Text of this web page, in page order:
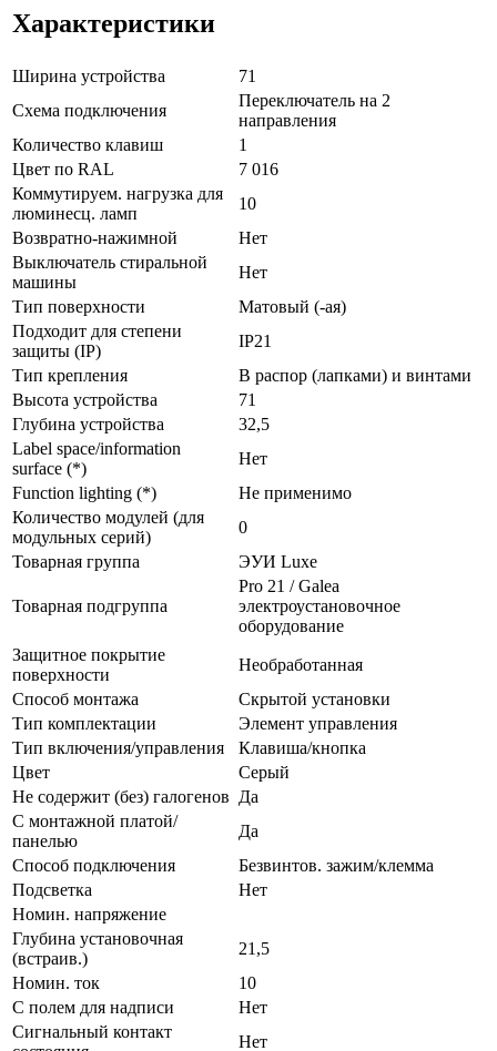
Характеристики
Ширина устройства
71
Схема подключения
Переключатель на 2
направления
Количество клавиш
1
Цвет по RAL
7 016
Коммутируем. нагрузка для
люминесц. ламп
10
Возвратно-нажимной
Нет
Выключатель стиральной
машины
Нет
Тип поверхности
Матовый (-ая)
Подходит для степени
защиты (IP)
IP21
Тип крепления
В распор (лапками) и винтами
Высота устройства
71
Глубина устройства
32,5
Label space/information
surface (*)
Нет
Function lighting (*)
Не применимо
Количество модулей (для
модульных серий)
0
Товарная группа
ЭУИ Luxe
Товарная подгруппа
Pro 21 / Galea
электроустановочное
оборудование
Защитное покрытие
поверхности
Необработанная
Способ монтажа
Скрытой установки
Тип комплектации
Элемент управления
Тип включения/управления
Клавиша/кнопка
Цвет
Серый
Не содержит (без) галогенов Да
С монтажной платой/
панелью
Да
Способ подключения
Безвинтов. зажим/клемма
Подсветка
Нет
Номин. напряжение
Глубина установочная
(встраив.)
21,5
Номин. ток
10
С полем для надписи
Нет
Сигнальный контакт
Нет